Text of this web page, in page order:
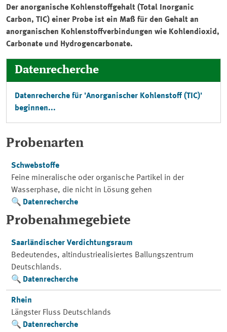
Der anorganische Kohlenstoffgehalt (Total Inorganic
Carbon, TIC) einer Probe ist ein Maß für den Gehalt an
anorganischen Kohlenstoffverbindungen wie Kohlendioxid,
Carbonate und Hydrogencarbonate.
Datenrecherche
Datenrecherche für 'Anorganischer Kohlenstoff (TIC)'
beginnen...
Probenarten
Schwebstoffe
Feine mineralische oder organische Partikel in der
Wasserphase, die nicht in Lösung gehen
Datenrecherche
Probenahmegebiete
Saarländischer Verdichtungsraum
Bedeutendes, altindustriealisiertes Ballungszentrum
Deutschlands.
Datenrecherche
Rhein
Längster Fluss Deutschlands
Datenrecherche